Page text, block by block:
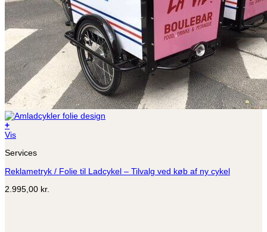
+
Vis
Services
Reklametryk / Folie til Ladcykel – Tilvalg ved køb af ny cykel
2.995,00 kr.